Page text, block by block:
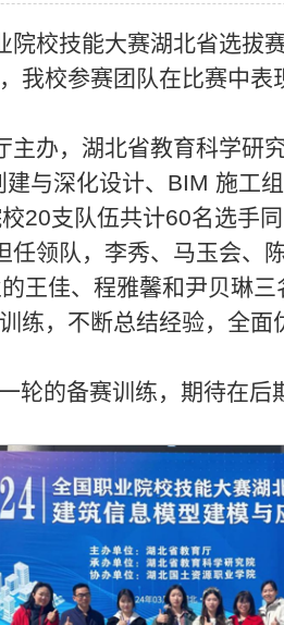
院校技能大赛湖北省选拔
我校参赛团队在比赛中表
主办，湖北省教育科学研
与深化设计、BIM 施工
20支队伍共计60名选手
领队，李秀、马玉会、
王佳、程雅馨和尹贝琳
练，不断总结经验，全
轮的备赛训练，期待在后